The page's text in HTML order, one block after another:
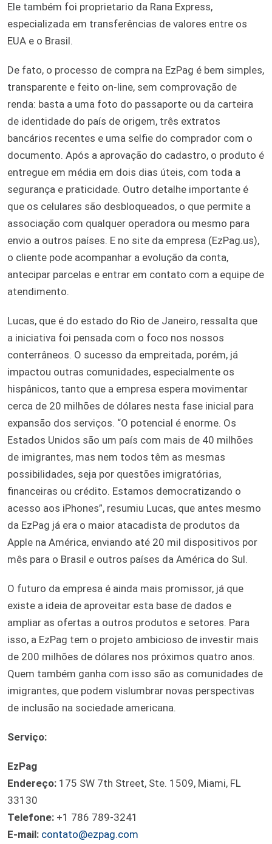
Ele também foi proprietario da Rana Express,
especializada em transferências de valores entre os
EUA e o Brasil.
De fato, o processo de compra na EzPag é bem simples,
transparente e feito on-line, sem comprovação de
renda: basta a uma foto do passaporte ou da carteira
de identidade do país de origem, três extratos
bancários recentes e uma selfie do comprador com o
documento. Após a aprovação do cadastro, o produto é
entregue em média em dois dias úteis, com toda a
segurança e praticidade. Outro detalhe importante é
que os celulares são desbloqueados, o que permite a
associação com qualquer operadora ou mesmo para
envio a outros países. E no site da empresa (EzPag.us),
o cliente pode acompanhar a evolução da conta,
antecipar parcelas e entrar em contato com a equipe de
atendimento.
Lucas, que é do estado do Rio de Janeiro, ressalta que
a iniciativa foi pensada com o foco nos nossos
conterrâneos. O sucesso da empreitada, porém, já
impactou outras comunidades, especialmente os
hispânicos, tanto que a empresa espera movimentar
cerca de 20 milhões de dólares nesta fase inicial para
expansão dos serviços. “O potencial é enorme. Os
Estados Unidos são um país com mais de 40 milhões
de imigrantes, mas nem todos têm as mesmas
possibilidades, seja por questões imigratórias,
financeiras ou crédito. Estamos democratizando o
acesso aos iPhones”, resumiu Lucas, que antes mesmo
da EzPag já era o maior atacadista de produtos da
Apple na América, enviando até 20 mil dispositivos por
mês para o Brasil e outros países da América do Sul.
O futuro da empresa é ainda mais promissor, já que
existe a ideia de aproveitar esta base de dados e
ampliar as ofertas a outros produtos e setores. Para
isso, a EzPag tem o projeto ambicioso de investir mais
de 200 milhões de dólares nos próximos quatro anos.
Quem também ganha com isso são as comunidades de
imigrantes, que podem vislumbrar novas perspectivas
de inclusão na sociedade americana.
Serviço:
EzPag
Endereço: 175 SW 7th Street, Ste. 1509, Miami, FL
33130
Telefone: +1 786 789-3241
E-mail: contato@ezpag.com